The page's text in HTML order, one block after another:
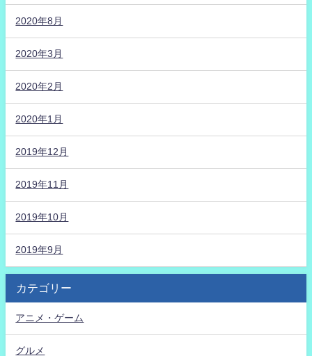
2020年8月
2020年3月
2020年2月
2020年1月
2019年12月
2019年11月
2019年10月
2019年9月
カテゴリー
アニメ・ゲーム
グルメ